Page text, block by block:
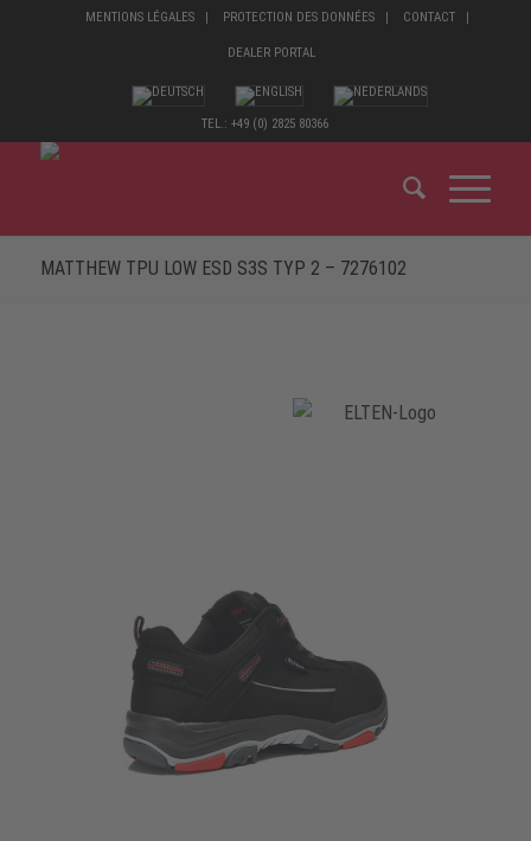
MENTIONS LÉGALES PROTECTION DES DONNÉES CONTACT
DEALER PORTAL
TEL.: +49 (0) 2825 80366
MATTHEW TPU LOW ESD S3S TYP 2 – 7276102